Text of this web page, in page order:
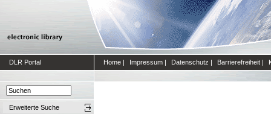
DLR Portal Home | Impressum | Datenschutz | Barrierefreiheit |
Erweiterte Suche